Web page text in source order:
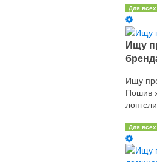
Для всех
Ищу
Ищу
Пошив
Для всех